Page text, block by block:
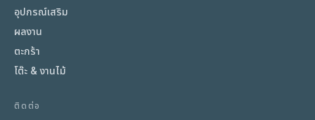
อุปกรณ์เสริม
ผลงาน
ตะกร้า
โต๊ะ & งานไม้
ติดต่อ